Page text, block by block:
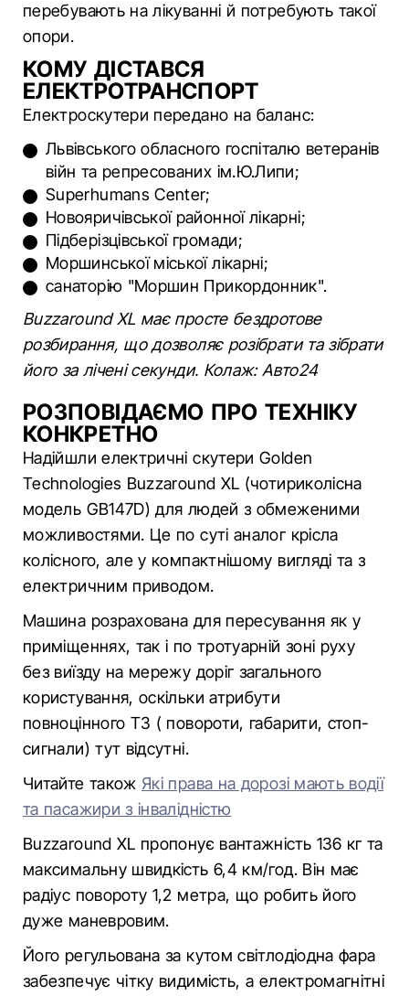
перебувають на лікуванні й потребують такої
опори.
КОМУ ДІСТАВСЯ
ЕЛЕКТРОТРАНСПОРТ
Електроскутери передано на баланс:
Львівського обласного госпіталю ветеранів
війн та репресованих ім.Ю.Липи;
Superhumans Center;
Новояричівської районної лікарні;
Підберізцівської громади;
Моршинської міської лікарні;
санаторію "Моршин Прикордонник".
Buzzaround XL має просте бездротове
розбирання, що дозволяє розібрати та зібрати
його за лічені секунди. Колаж: Авто24
РОЗПОВІДАЄМО ПРО ТЕХНІКУ
КОНКРЕТНО
Надійшли електричні скутери Golden
Technologies Buzzaround XL (чотириколісна
модель GB147D) для людей з обмеженими
можливостями. Це по суті аналог крісла
колісного, але у компактнішому вигляді та з
електричним приводом.
Машина розрахована для пересування як у
приміщеннях, так і по тротуарній зоні руху
без виїзду на мережу доріг загального
користування, оскільки атрибути
повноцінного ТЗ ( повороти, габарити, стоп-
сигнали) тут відсутні.
Читайте також Які права на дорозі мають водії
та пасажири з інвалідністю
Buzzaround XL пропонує вантажність 136 кг та
максимальну швидкість 6,4 км/год. Він має
радіус повороту 1,2 метра, що робить його
дуже маневровим.
Його регульована за кутом світлодіодна фара
забезпечує чітку видимість, а електромагнітні